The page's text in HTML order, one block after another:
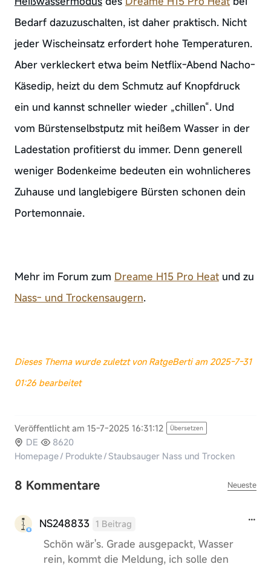
Bedarf dazuzuschalten, ist daher praktisch. Nicht
jeder Wischeinsatz erfordert hohe Temperaturen.
Aber verkleckert etwa beim Netflix-Abend Nacho-
Käsedip, heizt du dem Schmutz auf Knopfdruck
ein und kannst schneller wieder „chillen“. Und
vom Bürstenselbstputz mit heißem Wasser in der
Ladestation profitierst du immer. Denn generell
weniger Bodenkeime bedeuten ein wohnlicheres
Zuhause und langlebigere Bürsten schonen dein
Portemonnaie.
Mehr im Forum zum Dreame H15 Pro Heatund zu
Nass- und Trockensaugern.
Dieses Thema wurde zuletzt von RatgeBerti am 2025-7-31
01:26 bearbeitet
Veröffentlicht am 15-7-2025 16:31:12 Übersetzen
DE
8620
Homepage/ Produkte/ Staubsauger Nass und Trocken
8 Kommentare Neueste
NS248833 1 Beitrag
Schön wär's. Grade ausgepackt, Wasser
rein, kommt die Meldung, ich solle den